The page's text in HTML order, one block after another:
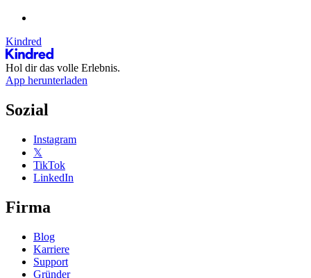
Kindred
Hol dir das volle Erlebnis.
App herunterladen
Sozial
Instagram
𝕏
TikTok
LinkedIn
Firma
Blog
Karriere
Support
Gründer